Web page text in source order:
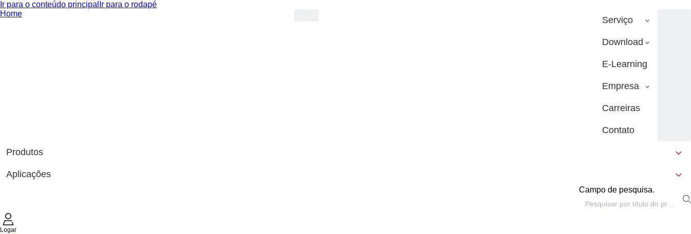
Ir para o conteúdo principal Ir para o rodapé
Home
Serviço
Download
E-Learning
Empresa
Carreiras
Contato
Produtos
Aplicações
Campo de pesquisa.
Logar